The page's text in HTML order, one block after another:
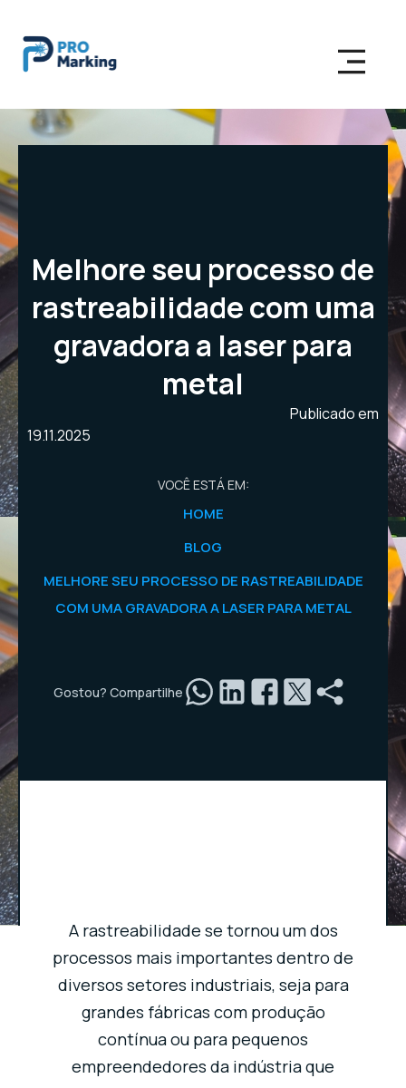
Melhore seu processo de
rastreabilidade com uma
gravadora a laser para
metal
Publicado em
19.11.2025
VOCÊ ESTÁ EM:
HOME
BLOG
MELHORE SEU PROCESSO DE RASTREABILIDADE
COM UMA GRAVADORA A LASER PARA METAL
Gostou? Compartilhe
A rastreabilidade se tornou um dos
processos mais importantes dentro de
diversos setores industriais, seja para
grandes fábricas com produção
contínua ou para pequenos
empreendedores da indústria que